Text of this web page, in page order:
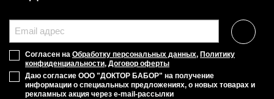
Согласен на Обработку персональных данных, Политику
конфиденциальности, Договор оферты
Даю согласие ООО "ДОКТОР БАБОР" на получение
информации о специальных предложениях, о новых товарах и
рекламных акция через e-mail-рассылки